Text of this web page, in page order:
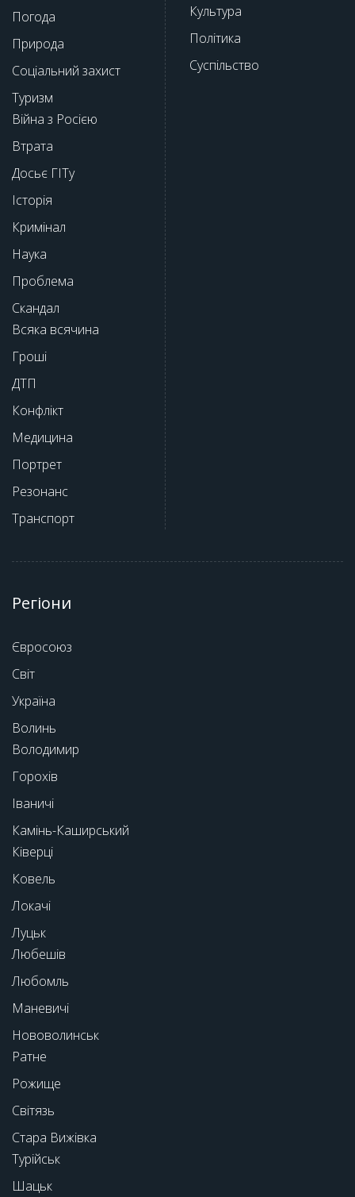
Погода
Природа
Соціальний захист
Туризм
Війна з Росією
Втрата
Досьє ГІТу
Історія
Кримінал
Наука
Проблема
Скандал
Всяка всячина
Гроші
ДТП
Конфлікт
Медицина
Портрет
Резонанс
Транспорт
Культура
Політика
Суспільство
Регіони
Євросоюз
Світ
Україна
Волинь
Володимир
Горохів
Іваничі
Камінь-Каширський
Ківерці
Ковель
Локачі
Луцьк
Любешів
Любомль
Маневичі
Нововолинськ
Ратне
Рожище
Світязь
Стара Вижівка
Турійськ
Шацьк